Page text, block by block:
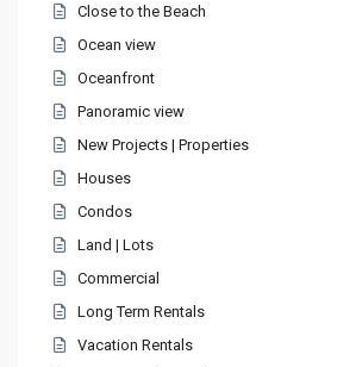
Close to the Beach
Ocean view
Oceanfront
Panoramic view
New Projects | Properties
Houses
Condos
Land | Lots
Commercial
Long Term Rentals
Vacation Rentals